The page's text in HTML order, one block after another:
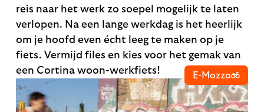
reis naar het werk zo soepel mogelijk te laten
verlopen. Na een lange werkdag is het heerlijk
om je hoofd even écht leeg te maken op je
fiets. Vermijd files en kies voor het gemak van
een Cortina woon-werkfiets!
E-Mozzo